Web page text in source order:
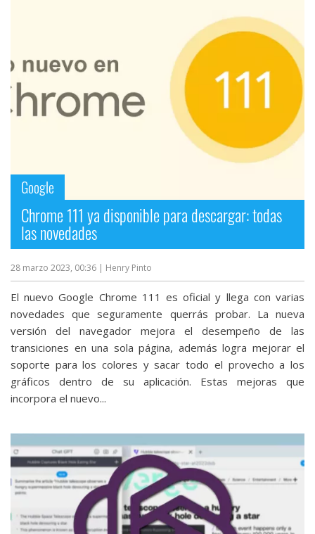
Google
Chrome 111 ya disponible para descargar: todas
las novedades
28 marzo 2023, 00:36 | Henry Pinto
El nuevo Google Chrome 111 es oficial y llega con varias
novedades que seguramente querrás probar. La nueva
versión del navegador mejora el desempeño de las
transiciones en una sola página, además logra mejorar el
soporte para los colores y sacar todo el provecho a los
gráficos dentro de su aplicación. Estas mejoras que
incorpora el nuevo...